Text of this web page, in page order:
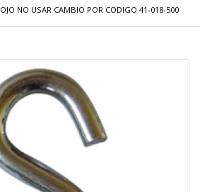
OJO NO USAR CAMBIO POR CODIGO 41-018-500